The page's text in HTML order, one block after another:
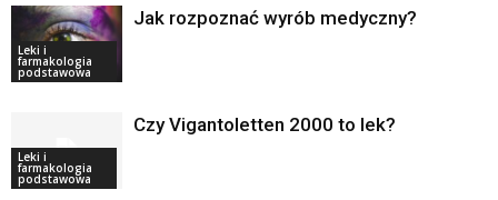
Leki i
farmakologia
podstawowa
Jak rozpoznać wyrób medyczny?
Leki i
farmakologia
podstawowa
Czy Vigantoletten 2000 to lek?